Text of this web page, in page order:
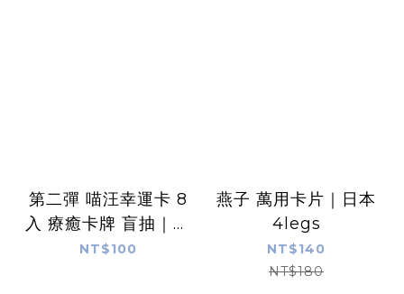
第二彈 喵汪幸運卡 8
入 療癒卡牌 盲抽｜微
醺斑比
NT$100
燕子 萬用卡片｜日本
4legs
NT$140
NT$180